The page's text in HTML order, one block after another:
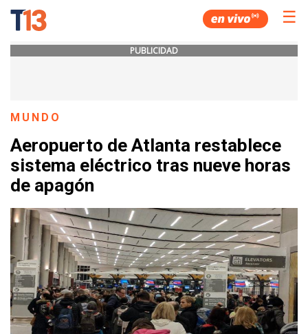
☰
PUBLICIDAD
MUNDO
Aeropuerto de Atlanta restablece
sistema eléctrico tras nueve horas
de apagón